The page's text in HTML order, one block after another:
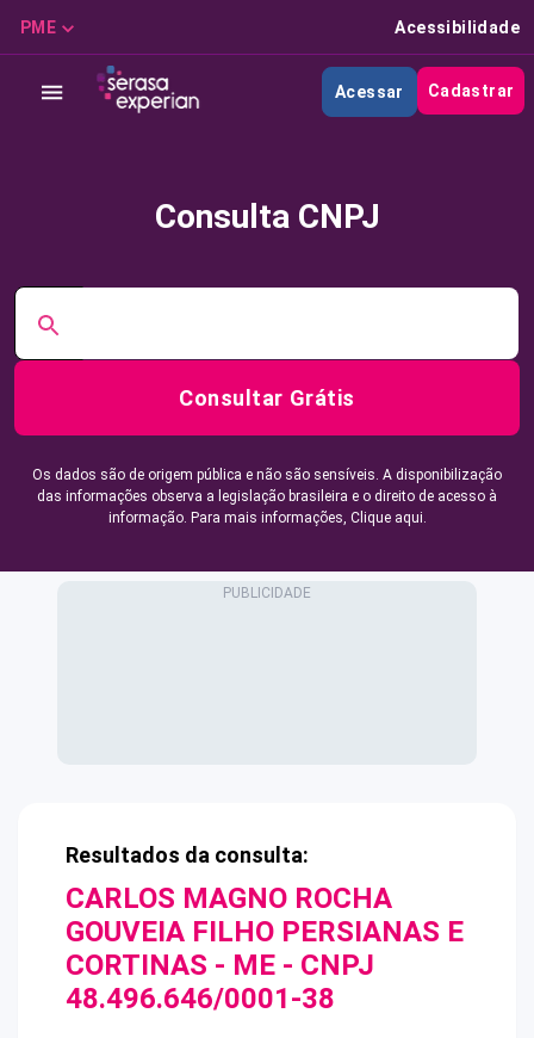
PME Acessibilidade
Acessar Cadastrar
Consulta CNPJ
Consultar Grátis
Os dados são de origem pública e não são sensíveis. A disponibilização
das informações observa a legislação brasileira e o direito de acesso à
informação. Para mais informações, Clique aqui.
Resultados da consulta:
CARLOS MAGNO ROCHA
GOUVEIA FILHO PERSIANAS E
CORTINAS - ME - CNPJ
48.496.646/0001-38